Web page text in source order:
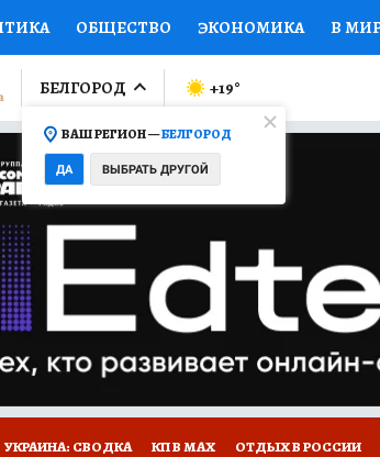
ОБЩЕСТВО ЭКОНОМИКА В
ПРОИСШЕСТВИЯ
ОТКРЫВАЕМ МИР Я ЗНАЮ СЕМЬЯ
ПРОМОКОДЫ СЕРИАЛЫ
КОЛЛЕКЦИИ КОНКУРСЫ
САЙТЕ
БЕЛГОРОД
ВАШ РЕГИОН —БЕЛГОРОД
ДА ВЫБРАТЬ ДРУГОЙ
+19°
УКРАИНА: СВОДКА КП В МАХ ОТДЫХ В РОССИИ